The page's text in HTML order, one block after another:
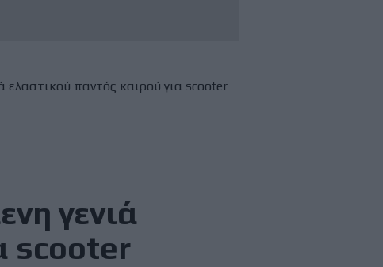
ελαστικού παντός καιρού για scooter
γενιά
scooter